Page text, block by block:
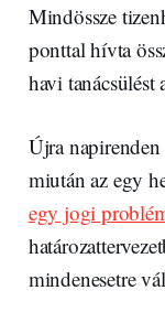
Mindössze
ponttal hívta
havi
Újra
miután az egy
egy jogi
mindenesetre